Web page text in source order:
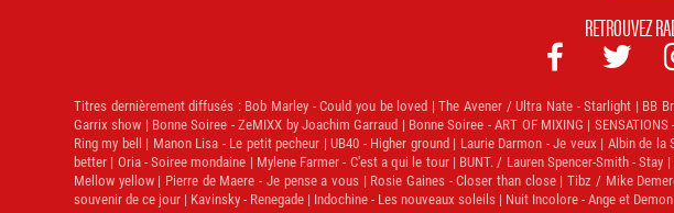
RETROUVEZ
 
Titres dernièrement diffusés :Bob Marley - Could you be loved | The Avener / Ultra Nate - Starlight | BB
Garrix show | Bonne Soiree - ZeMIXX by Joachim Garraud | Bonne Soiree - ART OF MIXING |
Ring my bell | Manon Lisa - Le petit pecheur | UB40 - Higher ground | Laurie Darmon - Je veux | Albin de
better | Oria - Soiree mondaine | Mylene Farmer - C'est a qui le tour | BUNT. / Lauren Spencer-Smith -
Mellow yellow | Pierre de Maere - Je pense a vous | Rosie Gaines - Closer than close | Tibz / Mike
souvenir de ce jour | Kavinsky - Renegade | Indochine - Les nouveaux soleils | Nuit Incolore - Ange et Demon